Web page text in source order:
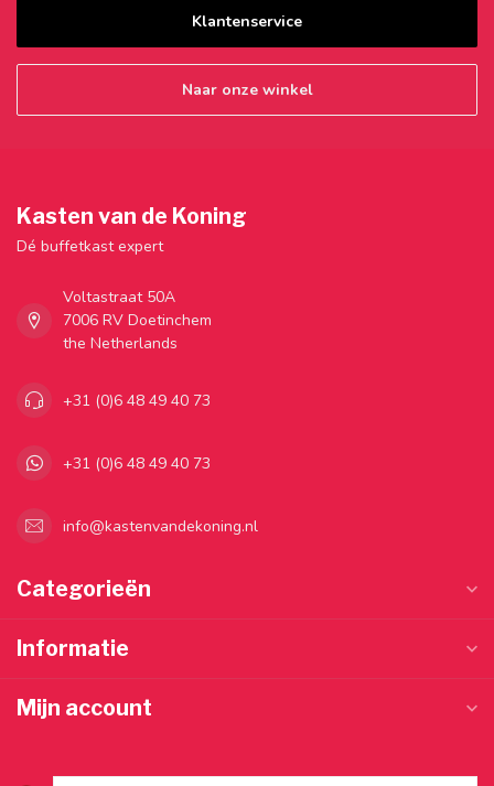
Klantenservice
Naar onze winkel
Kasten van de Koning
Dé buffetkast expert
Voltastraat 50A
7006 RV Doetinchem
the Netherlands
+31 (0)6 48 49 40 73
+31 (0)6 48 49 40 73
info@kastenvandekoning.nl
Categorieën
Informatie
Mijn account